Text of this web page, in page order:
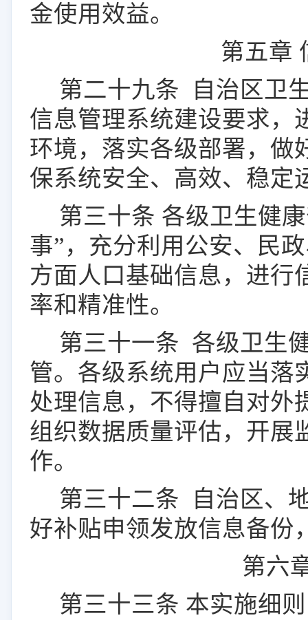
金使用效益。
第五章
第二十九条
自治区卫
信息管理系统建设要求，
环境，落实各级部署，做
保系统安全、高效、稳定
第三十条 各级卫生健
事”，充分利用公安、民
方面人口基础信息，进行
率和精准性。
第三十一条 各级卫生
管。各级系统用户应当落
处理信息，不得擅自对外
组织数据质量评估，开展
作。
第三十二条
自治区、
好补贴申领发放信息备份
第六
第三十三条 本实施细